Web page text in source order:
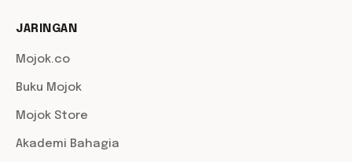
JARINGAN
Mojok.co
Buku Mojok
Mojok Store
Akademi Bahagia